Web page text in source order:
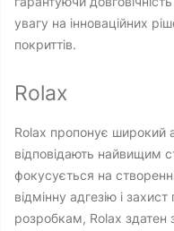
увагу на інноваційних
покриттів.
Rolax
Rolax пропонує широкий
відповідають найвищим
фокусується на
відмінну адгезію і
розробкам, Rolax здатен